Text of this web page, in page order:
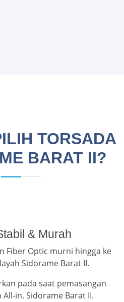
TORSADA
BARAT II?
& Murah
Fiber Optic murni hingga ke
Sidorame Barat II.
pada saat pemasangan
in. Sidorame Barat II.